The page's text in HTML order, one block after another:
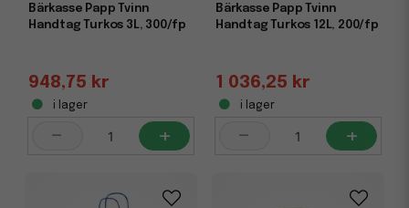
Bärkasse Papp Tvinn
Handtag Turkos 3L, 300/fp
948,75 kr
i lager
- +
Bärkasse Papp Tvinn
Handtag Turkos 12L, 200/fp
1 036,25 kr
i lager
- +